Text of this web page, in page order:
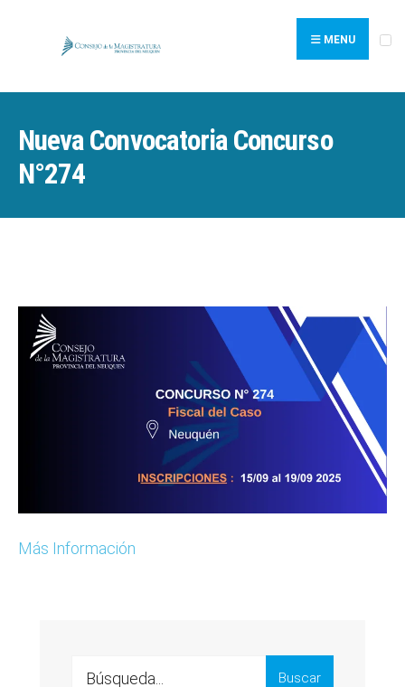
MENU
Nueva Convocatoria Concurso
N°274
Más Información
Search
Buscar